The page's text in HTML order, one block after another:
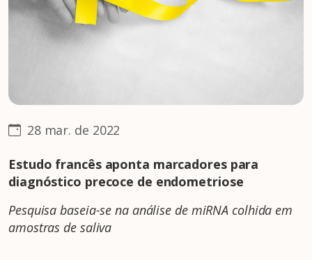
28 mar. de 2022
Estudo francês aponta marcadores para
diagnóstico precoce de endometriose
Pesquisa baseia-se na análise de miRNA colhida em
amostras de saliva